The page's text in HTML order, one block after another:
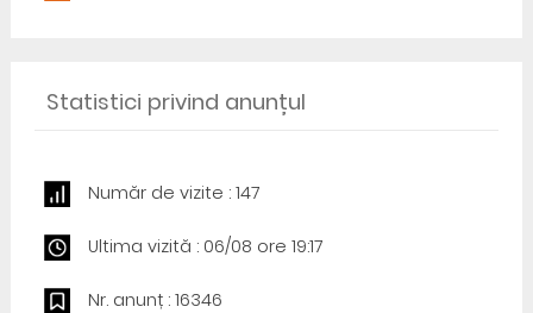
Statistici privind anunțul
Număr de vizite : 147
Ultima vizită : 06/08 ore 19:17
Nr. anunț : 16346